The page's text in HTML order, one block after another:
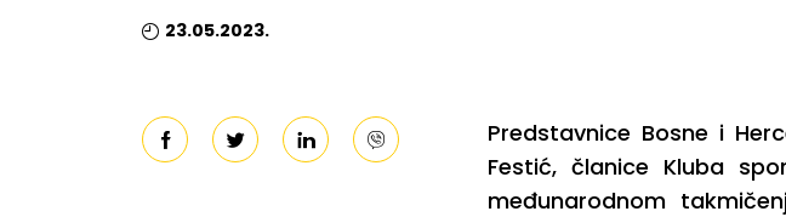
23.05.2023.
Predstavnice Bosne i
Festić, članice Kluba
međunarodnom